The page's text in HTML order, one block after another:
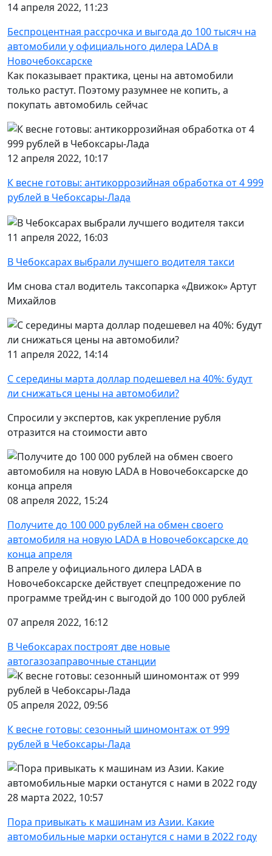
14 апреля 2022, 11:23
Беспроцентная рассрочка и выгода до 100 тысяч на
автомобили у официального дилера LADA в
Новочебоксарске
Как показывает практика, цены на автомобили
только растут. Поэтому разумнее не копить, а
покупать автомобиль сейчас
12 апреля 2022, 10:17
К весне готовы: антикоррозийная обработка от 4 999
рублей в Чебоксары-Лада
11 апреля 2022, 16:03
В Чебоксарах выбрали лучшего водителя такси
Им снова стал водитель таксопарка «Движок» Артут
Михайлов
11 апреля 2022, 14:14
С середины марта доллар подешевел на 40%: будут
ли снижаться цены на автомобили?
Спросили у экспертов, как укрепление рубля
отразится на стоимости авто
08 апреля 2022, 15:24
Получите до 100 000 рублей на обмен своего
автомобиля на новую LADA в Новочебоксарске до
конца апреля
В апреле у официального дилера LADA в
Новочебоксарске действует спецпредожение по
программе трейд-ин с выгодой до 100 000 рублей
07 апреля 2022, 16:12
В Чебоксарах построят две новые
автогазозаправочные станции
05 апреля 2022, 09:56
К весне готовы: сезонный шиномонтаж от 999
рублей в Чебоксары-Лада
28 марта 2022, 10:57
Пора привыкать к машинам из Азии. Какие
автомобильные марки останутся с нами в 2022 году